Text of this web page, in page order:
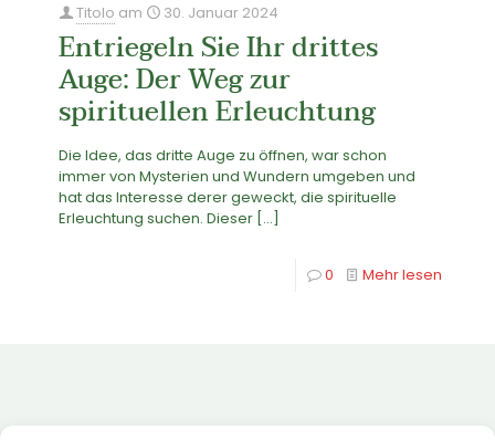
Titolo am 30. Januar 2024
Entriegeln Sie Ihr drittes
Auge: Der Weg zur
spirituellen Erleuchtung
Die Idee, das dritte Auge zu öffnen, war schon
immer von Mysterien und Wundern umgeben und
hat das Interesse derer geweckt, die spirituelle
Erleuchtung suchen. Dieser […]
0 Mehr lesen